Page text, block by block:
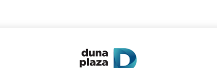
az egész HOME termékkínálatra!
és praktikus otthoni termékeket vásárolhat